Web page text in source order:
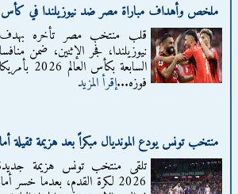
ملخص وأهداف مباراة مصر ضد نيوزيلندا في كأس
نيوزيلندا، فجر الإثنين، ضمن
السابعة
فوزه...إقرأ المزيد
منتخب تونس يودع المونديال مبكراً بعد هزيمة ثقيلة
تلقى منتخب تونس هزيمة